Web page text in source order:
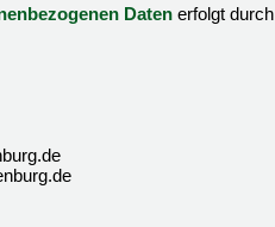
Daten erfolgt